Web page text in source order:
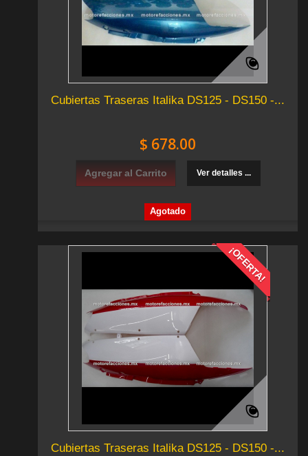
Cubiertas Traseras Italika DS125 - DS150 -...
$ 678.00
Agregar al Carrito Ver detalles ...
Agotado
¡OFERTA!
Cubiertas Traseras Italika DS125 - DS150 -...